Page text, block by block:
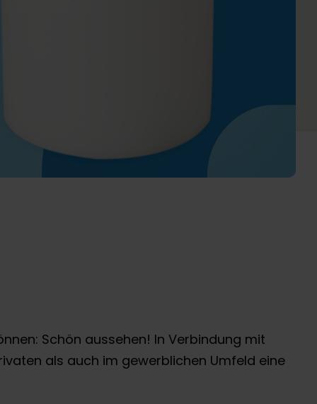
Schön aussehen! In Verbindung mit
als auch im gewerblichen Umfeld eine